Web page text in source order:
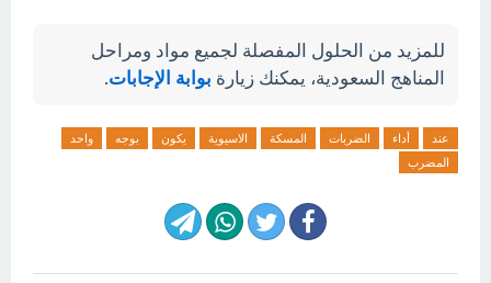
للمزيد من الحلول المفصلة لجميع مواد ومراحل
المناهج السعودية، يمكنك زيارة بوابة الإجابات.
عند أداء الضربات المسكة الاسيوية يكون بوجه
واحد
المضرب